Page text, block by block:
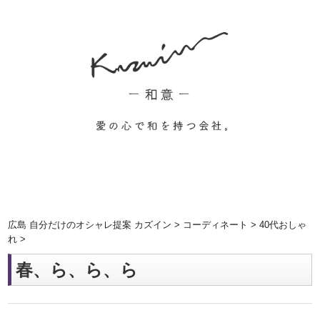
広島 自分だけのオシャレ提案 カズイン > コーディネート >40代おしゃ
れ >
春、ら、ら、ら